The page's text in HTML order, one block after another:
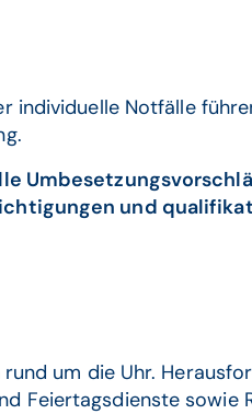
individuelle Notfälle
und
um die Uhr.
Feiertagsdienste sowie